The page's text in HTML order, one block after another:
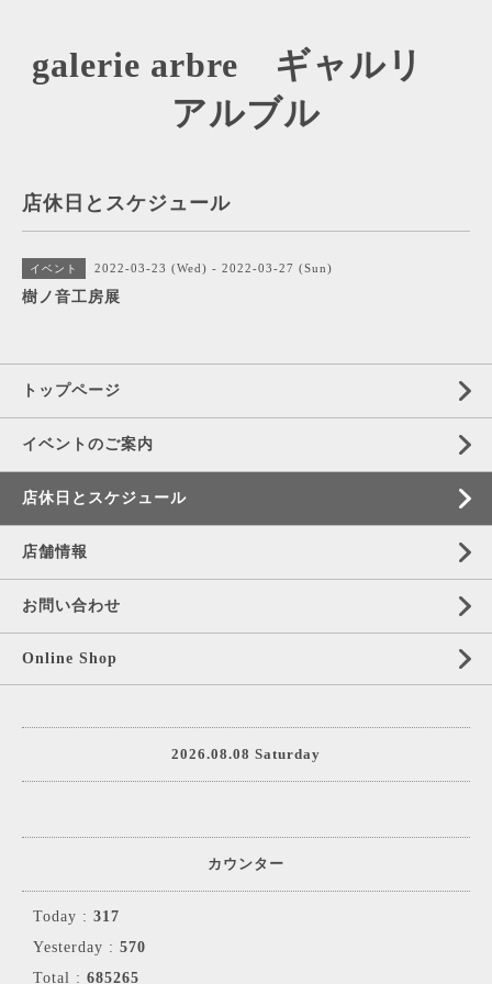
galerie arbre ギャルリ
アルブル
店休日とスケジュール
イベント 2022-03-23 (Wed) - 2022-03-27 (Sun)
樹ノ音工房展
トップページ
イベントのご案内
店休日とスケジュール
店舗情報
お問い合わせ
Online Shop
2026.08.08 Saturday
カウンター
Today : 317
Yesterday : 570
Total : 685265